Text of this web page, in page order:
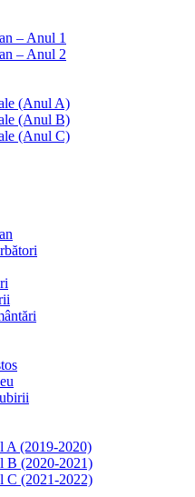
– Anul 1
– Anul 2
(Anul A)
(Anul B)
(Anul C)
A (2019-2020)
B (2020-2021)
C (2021-2022)